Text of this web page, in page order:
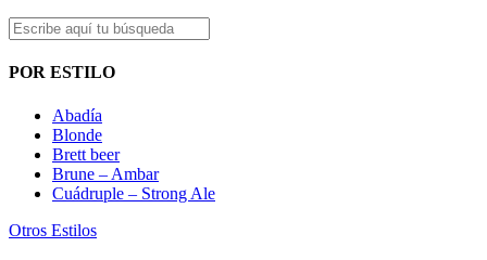
POR ESTILO
Abadía
Blonde
Brett beer
Brune – Ambar
Cuádruple – Strong Ale
Otros Estilos